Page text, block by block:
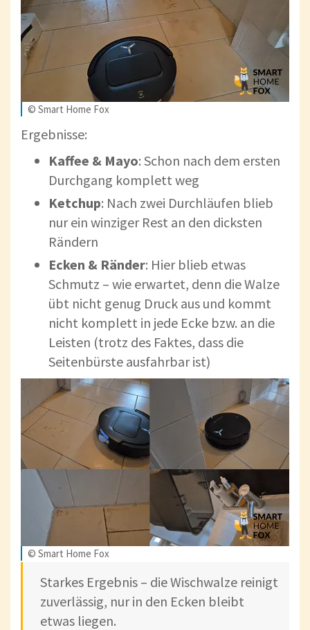
© Smart Home Fox
Ergebnisse:
Kaffee & Mayo: Schon nach dem ersten
Durchgang komplett weg
Ketchup: Nach zwei Durchläufen blieb
nur ein winziger Rest an den dicksten
Rändern
Ecken & Ränder: Hier blieb etwas
Schmutz – wie erwartet, denn die Walze
übt nicht genug Druck aus und kommt
nicht komplett in jede Ecke bzw. an die
Leisten (trotz des Faktes, dass die
Seitenbürste ausfahrbar ist)
© Smart Home Fox
Starkes Ergebnis – die Wischwalze reinigt
zuverlässig, nur in den Ecken bleibt
etwas liegen.